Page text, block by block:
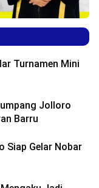
Turnamen Mini
Jolloro
Barru
Siap Gelar Nobar